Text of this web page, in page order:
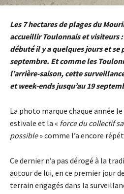
Les 7 hectares de plages du
accueillir Toulonnais et visiteurs
débuté il y a quelques jours et se
septembre. Et comme les
l’arrière-saison, cette
et week-ends jusqu’au 19
La photo marque chaque année
estivale et la « force du collectif
possible» comme l’a encore
Ce dernier n’a pas dérogé à la
autour de lui, en ce premier jour
terrain engagés dans la